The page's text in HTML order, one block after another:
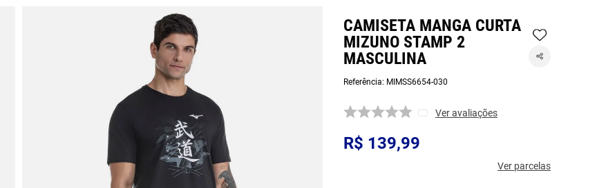
CAMISETA MANGA CURTA
MIZUNO STAMP 2
MASCULINA
Referência: MIMSS6654-030
Ver avaliações
R$ 139,99
Ver parcelas